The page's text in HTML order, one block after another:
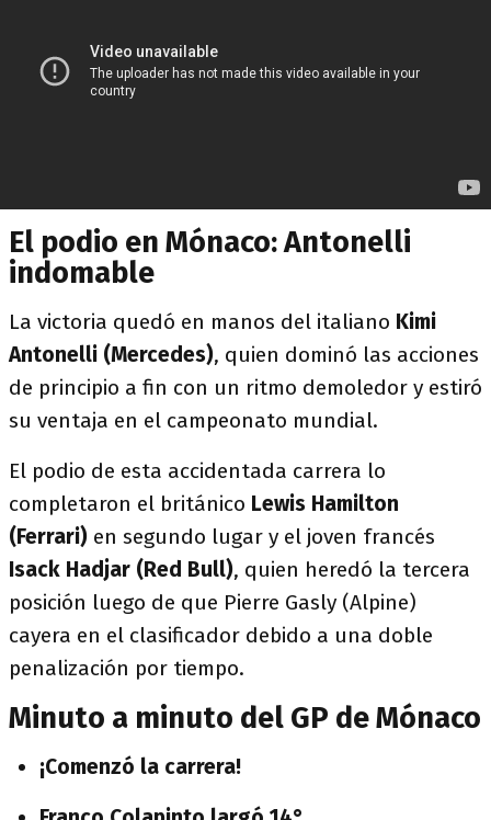
El podio en Mónaco: Antonelli
indomable
La victoria quedó en manos del italiano Kimi
Antonelli (Mercedes), quien dominó las acciones
de principio a fin con un ritmo demoledor y estiró
su ventaja en el campeonato mundial.
El podio de esta accidentada carrera lo
completaron el británico Lewis Hamilton
(Ferrari) en segundo lugar y el joven francés
Isack Hadjar (Red Bull), quien heredó la tercera
posición luego de que Pierre Gasly (Alpine)
cayera en el clasificador debido a una doble
penalización por tiempo.
Minuto a minuto del GP de Mónaco
¡Comenzó la carrera!